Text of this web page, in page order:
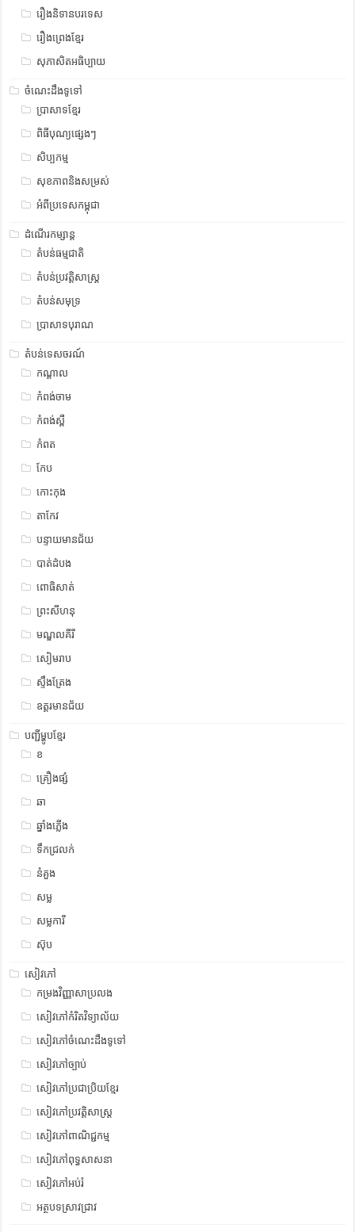
រឿងនិទានបរទេស
រឿងព្រេងខ្មែរ
សុភាសិតអធិប្បាយ
ចំណេះដឹងទូទៅ
ប្រាសាទខ្មែរ
ពិធីបុណ្យផ្សេងៗ
សិប្បកម្ម
សុខភាពនិងសម្រស់
អំពីប្រទេសកម្ពុជា
ដំណើរកម្សាន្ត
តំបន់ធម្មជាតិ
តំបន់ប្រវត្តិសាស្រ្ត
តំបន់សមុទ្រ
ប្រាសាទបុរាណ
តំបន់ទេសចរណ៍
កណ្តាល
កំពង់ចាម
កំពង់ស្ពឺ
កំពត
កែប
កោះកុង
តាកែវ
បន្ទាយមានជ័យ
បាត់ដំបង
ពោធិសាត់
ព្រះសីហនុ
មណ្ឌលគីរី
សៀមរាប
ស្ទឹង​​ត្រែង
ឧត្ដរមានជ័យ
បញ្ជីម្ហូបខ្មែរ
ខ
គ្រឿងផ្សំ
ឆា
ឆ្នាំងភ្លើង
ទឹកជ្រលក់
នំគួង
សម្ល
សម្លការី
ស៊ុប
សៀវភៅ
កម្រងវិញ្ញាសាប្រលង
សៀវភៅកំរិតវិទ្យាល័យ
សៀវភៅចំណេះដឹងទូទៅ
សៀវភៅច្បាប់
សៀវភៅប្រជាប្រិយខ្មែរ
សៀវភៅប្រវត្តិសាស្រ្ត
សៀវភៅពាណិជ្ជកម្ម
សៀវភៅពុទ្ធសាសនា
សៀវភៅអប់រំ
អត្ថបទស្រាវជ្រាវ